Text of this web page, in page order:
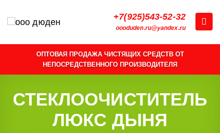
+7(925)543-52-32
oooduden.ru@yandex.ru
ОПТОВАЯ ПРОДАЖА ЧИСТЯЩИХ СРЕДСТВ ОТ
НЕПОСРЕДСТВЕННОГО ПРОИЗВОДИТЕЛЯ
СТЕКЛООЧИСТИТЕЛЬ
ЛЮКС ДЫНЯ